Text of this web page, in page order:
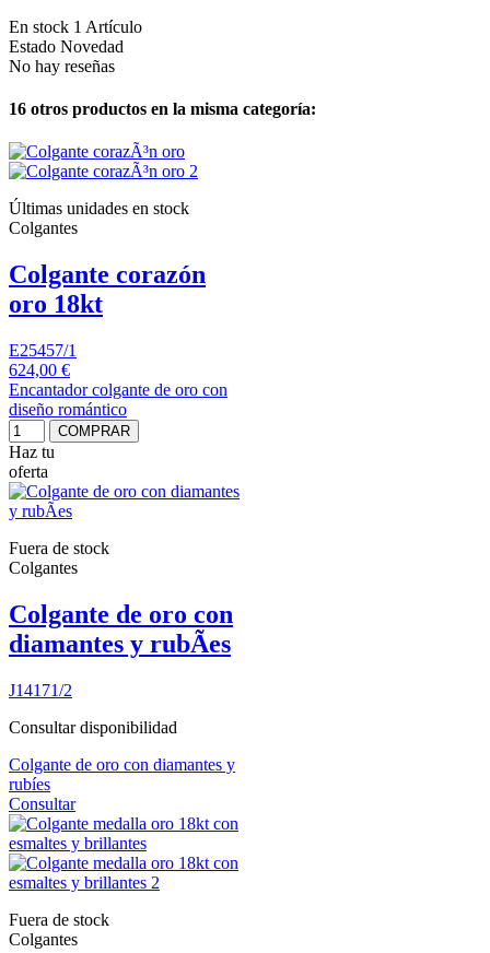
En stock 1 Artículo
Estado Novedad
No hay reseñas
16 otros productos en la misma categoría:
Últimas unidades en stock
Colgantes
Colgante corazón
oro 18kt
E25457/1
624,00 €
Encantador colgante de oro con
diseño romántico
COMPRAR
Haz tu
oferta
Fuera de stock
Colgantes
Colgante de oro con
diamantes y rubÃ­es
J14171/2
Consultar disponibilidad
Colgante de oro con diamantes y
rubíes
Consultar
Fuera de stock
Colgantes